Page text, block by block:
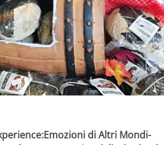
di Altri Mondi-